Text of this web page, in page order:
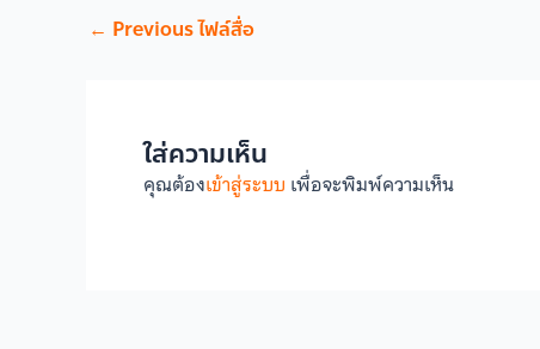
← Previous ไฟล์สื่อ
ใส่ความเห็น
คุณต้องเข้าสู่ระบบ เพื่อจะพิมพ์ความเห็น